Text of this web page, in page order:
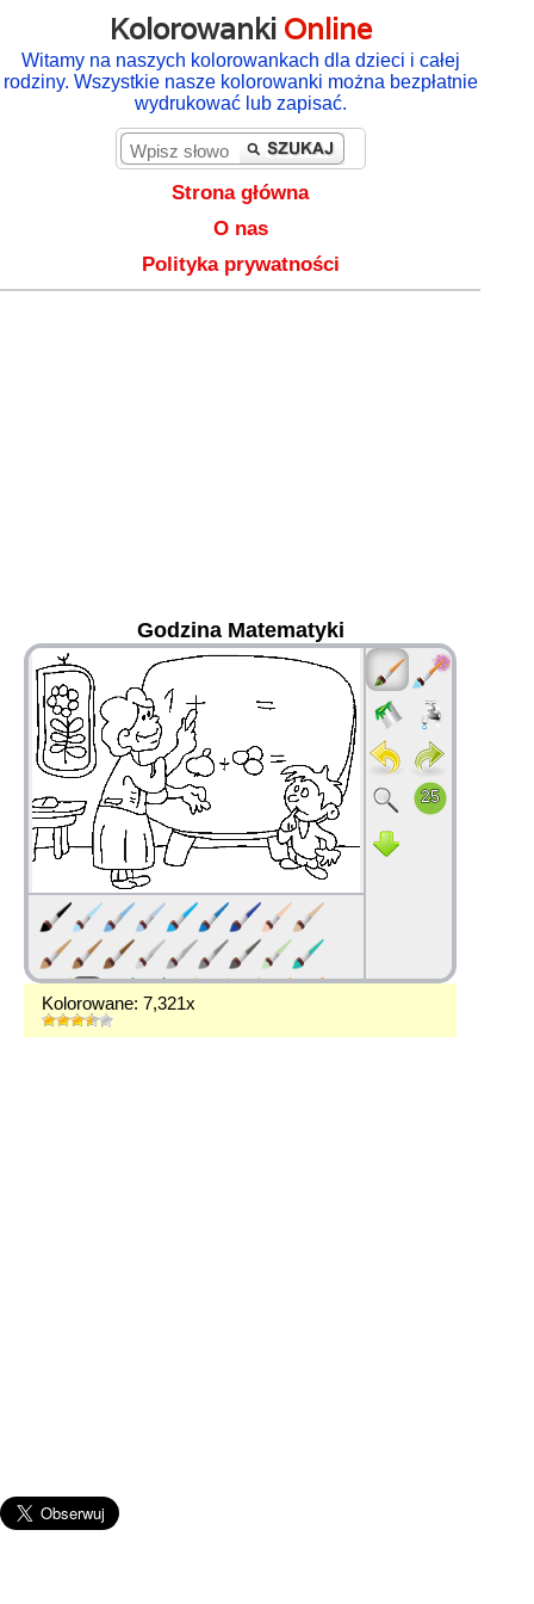
Kolorowanki Online
Witamy na naszych kolorowankach dla dzieci i całej
rodziny. Wszystkie nasze kolorowanki można bezpłatnie
wydrukować lub zapisać.
Strona główna
O nas
Polityka prywatności
Godzina Matematyki
36
Kolorowane: 7,321x